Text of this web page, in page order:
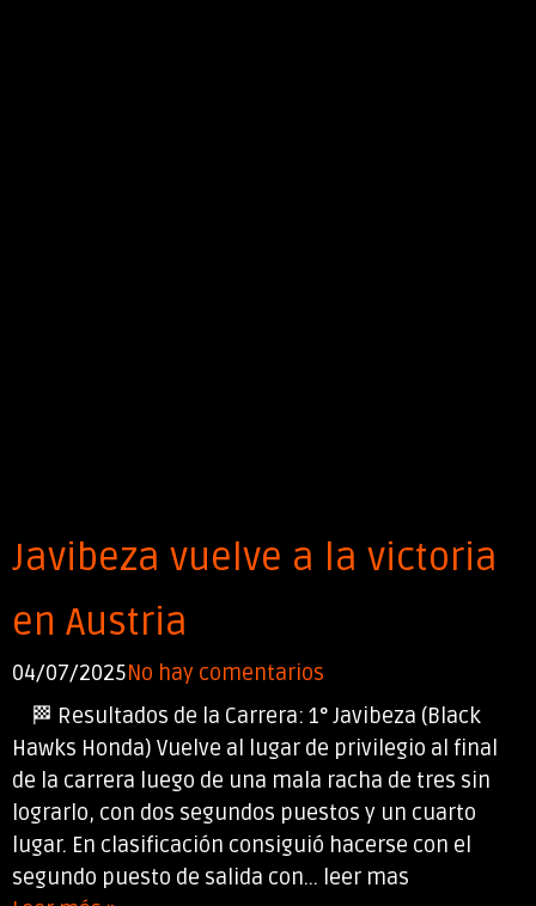
Javibeza vuelve a la victoria
en Austria
04/07/2025No hay comentarios
🏁 Resultados de la Carrera: 1° Javibeza (Black
Hawks Honda) Vuelve al lugar de privilegio al final
de la carrera luego de una mala racha de tres sin
lograrlo, con dos segundos puestos y un cuarto
lugar. En clasificación consiguió hacerse con el
segundo puesto de salida con... leer mas